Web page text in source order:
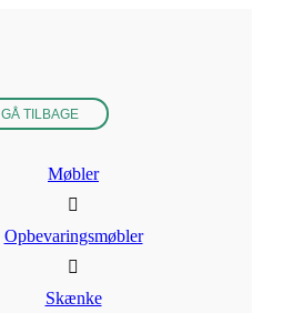
GÅ TILBAGE
Møbler
Opbevaringsmøbler
Skænke